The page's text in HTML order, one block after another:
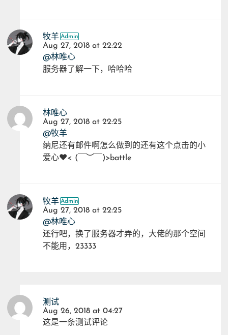
牧羊
Aug 27, 2018 at 22:22
@林唯心
服务器了解一下，哈哈哈
林唯心
Aug 27, 2018 at 22:25
@牧羊
纳尼还有邮件啊怎么做到的还有这个点击的小
爱心❤< (￣︶￣)>battle
牧羊
Aug 27, 2018 at 22:25
@林唯心
还行吧，换了服务器才弄的，大佬的那个空间
不能用，23333
测试
Aug 26, 2018 at 04:27
这是一条测试评论